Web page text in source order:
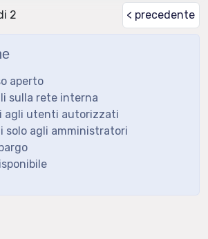
2 < precedente
aperto
sulla rete interna
agli utenti autorizzati
solo agli amministratori